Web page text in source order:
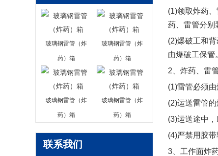
玻璃钢雷管（炸
药）箱
玻璃钢雷管（炸
药）箱
玻璃钢雷管（炸
药）箱
玻璃钢雷管（炸
药）箱
联系我们
(1)领取炸药
药、雷管分别
(2)爆破工和
由爆破工保管
2、炸药、雷
(1)雷管必须
(2)运送雷管
(3)运送途中
(4)严禁用胶
3、工作面炸